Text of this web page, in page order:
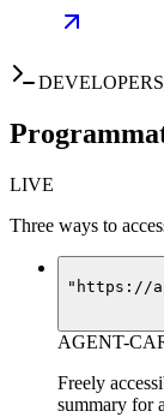
DEVELOPERS
LIVE
Three ways to
"https://
AGENT-
Freely
summary for